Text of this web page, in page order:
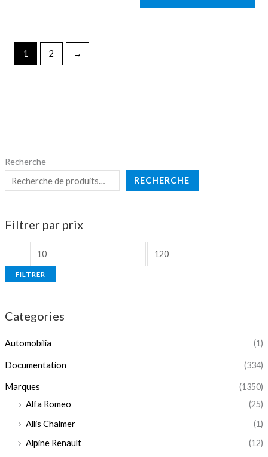
Recherche
RECHERCHE
Filtrer par prix
FILTRER
Categories
Automobilia (1)
Documentation (334)
Marques
(1350)
Alfa Romeo
(25)
Allis Chalmer
(1)
Alpine Renault
(12)
1 2 →